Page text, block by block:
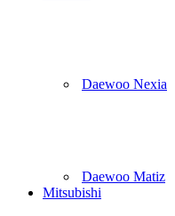
Daewoo Nexia
Daewoo Matiz
Mitsubishi